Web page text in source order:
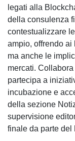
legati alla
della consulenza
contestualizzare
ampio, offrendo ai
ma anche le
mercati.
partecipa a
incubazione e
della sezione
supervisione
finale da parte del